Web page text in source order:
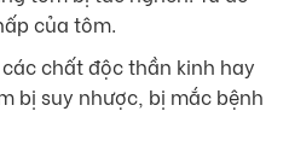
của tôm.
chất độc thần kinh hay
bị suy nhược, bị mắc bệnh